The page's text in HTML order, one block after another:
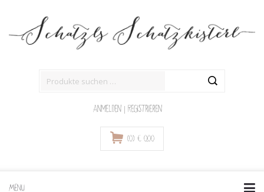
Anmelden | Registrieren
(0) € 0,00
MENU